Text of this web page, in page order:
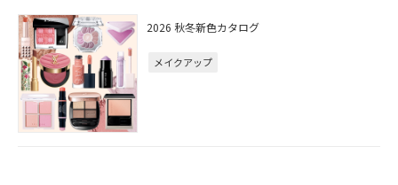
2026 秋冬新色カタログ
メイクアップ